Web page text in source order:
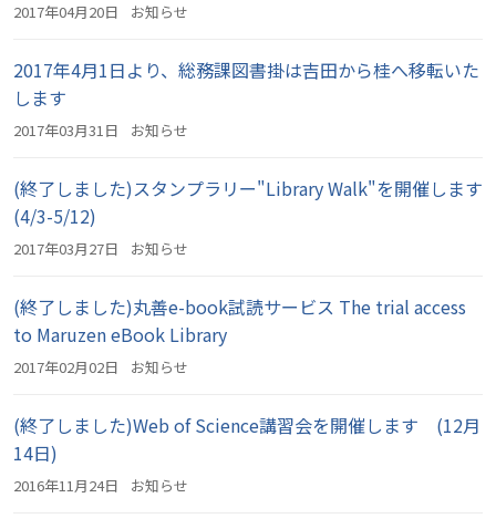
2017年04月20日 お知らせ
2017年4月1日より、総務課図書掛は吉田から桂へ移転いた
します
2017年03月31日 お知らせ
(終了しました)スタンプラリー"Library Walk"を開催します
(4/3-5/12)
2017年03月27日 お知らせ
(終了しました)丸善e-book試読サービス The trial access
to Maruzen eBook Library
2017年02月02日 お知らせ
(終了しました)Web of Science講習会を開催します (12月
14日)
2016年11月24日 お知らせ